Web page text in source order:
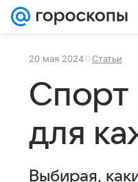
20 мая 2024 Статьи
Спорт
для
Выбирая,